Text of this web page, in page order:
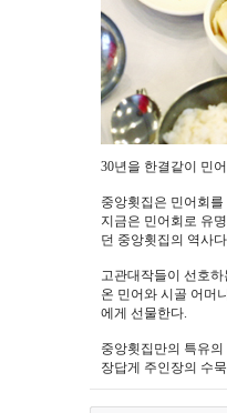
30년을 한결같이 민
중앙횟집은 민어회
지금은 민어회로 유
던 중앙횟집의 역사
고관대작들이 선호
온 민어와 시골 어머
에게 선물한다.
중앙횟집만의 특유
장답게 주인장의 수